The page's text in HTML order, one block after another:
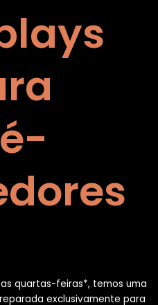
quartas-feiras*, temos uma
exclusivamente para